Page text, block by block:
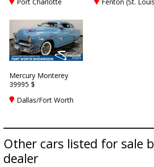
Mercury Monterey
39995 $
Dallas/Fort Worth
Other cars listed for sale
dealer